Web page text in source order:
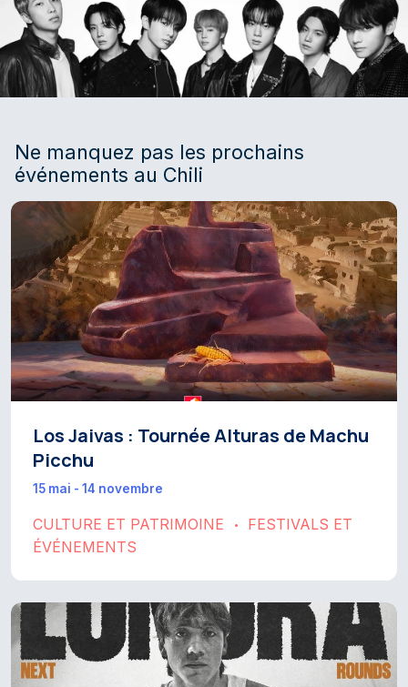
Ne manquez pas les prochains
événements au Chili
Los Jaivas : Tournée Alturas de Machu
Picchu
15 mai - 14 novembre
CULTURE ET PATRIMOINE •
FESTIVALS ET
ÉVÉNEMENTS